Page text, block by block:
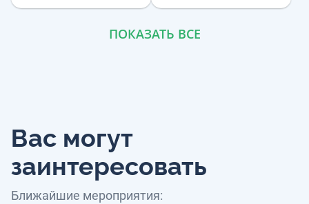
ПОКАЗАТЬ ВСЕ
Вас могут
заинтересовать
Ближайшие мероприятия: